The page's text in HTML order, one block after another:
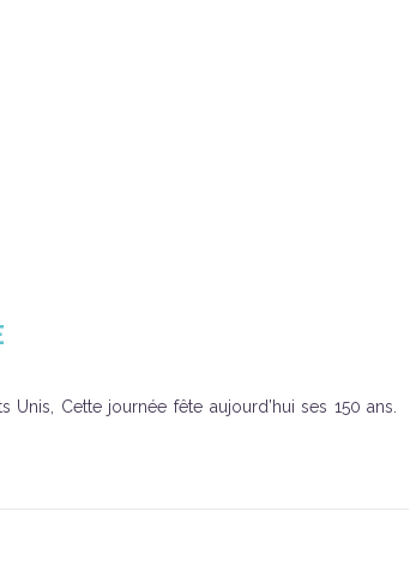
Unis, Cette journée fête aujourd’hui ses 150 ans.